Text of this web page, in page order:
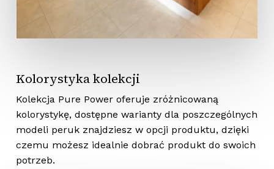
Kolorystyka kolekcji
Kolekcja Pure Power oferuje zróżnicowaną
kolorystykę, dostępne warianty dla poszczególnych
modeli peruk znajdziesz w opcji produktu, dzięki
czemu możesz idealnie dobrać produkt do swoich
potrzeb.